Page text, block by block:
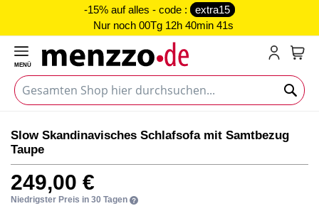
-15% auf alles - code :
extra15
Nur noch 00Tg 12h 40min 41s
MENÜ
Ende
der
Bildgalerie
springen
Anfang
der
Bildgalerie
springen
Slow Skandinavisches Schlafsofa mit Samtbezug
Taupe
249,00 €
Niedrigster Preis in 30 Tagen